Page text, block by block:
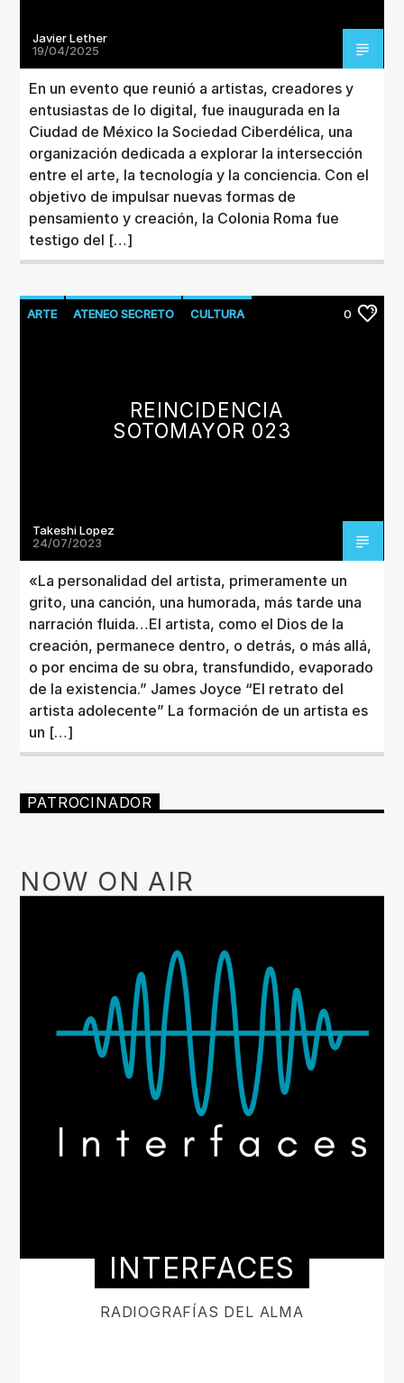
Javier Lether
19/04/2025
En un evento que reunió a artistas, creadores y
entusiastas de lo digital, fue inaugurada en la
Ciudad de México la Sociedad Ciberdélica, una
organización dedicada a explorar la intersección
entre el arte, la tecnología y la conciencia. Con el
objetivo de impulsar nuevas formas de
pensamiento y creación, la Colonia Roma fue
testigo del […]
ARTE ATENEO SECRETO CULTURA 0
REINCIDENCIA
SOTOMAYOR 023
Takeshi Lopez
24/07/2023
«La personalidad del artista, primeramente un
grito, una canción, una humorada, más tarde una
narración fluida…El artista, como el Dios de la
creación, permanece dentro, o detrás, o más allá,
o por encima de su obra, transfundido, evaporado
de la existencia.” James Joyce “El retrato del
artista adolecente” La formación de un artista es
un […]
PATROCINADOR
NOW ON AIR
INTERFACES
RADIOGRAFÍAS DEL ALMA